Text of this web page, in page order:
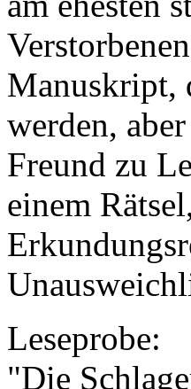
Manuskript,
werden,
Freund zu
einem
Leseprobe:
"Die